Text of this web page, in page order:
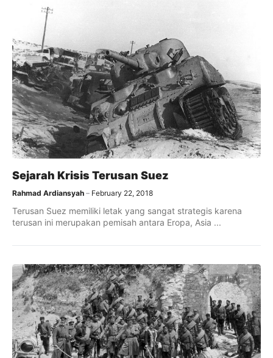
Sejarah Krisis Terusan Suez
Rahmad Ardiansyah February 22, 2018
Terusan Suez memiliki letak yang sangat strategis karena
terusan ini merupakan pemisah antara Eropa, Asia ...